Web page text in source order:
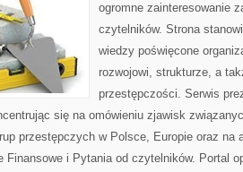
ogromne zainteresowanie
czytelników. Strona
wiedzy poświęcone
rozwojowi, strukturze, a
przestępczości. Serwis
się na omówieniu zjawisk
przestępczych w Polsce, Europie oraz na
Finansowe i Pytania od czytelników. Portal